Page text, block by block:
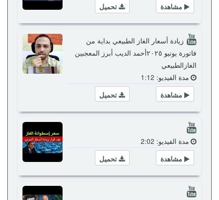
تحميل
مشاهدة
زيادة أسعار الغاز الطبيعي بداية من
فاتورة يونيو ٢٠٢٥أحمد الديب أبرز المعجبين
الغازالطبيعي
مدة الفيديو: 1:12
تحميل
مشاهدة
مدة الفيديو: 2:02
تحميل
مشاهدة